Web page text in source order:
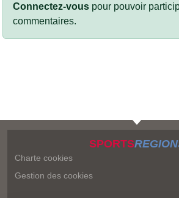
Connectez-vous pour pouvoir
commentaires.
SPORTS
Charte cookies
Gestion des cookies